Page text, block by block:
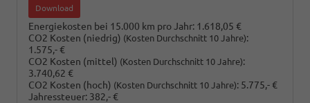
Download
Energiekosten bei 15.000 km pro Jahr: 1.618,05 €
CO2 Kosten (niedrig) (Kosten Durchschnitt 10 Jahre):
1.575,- €
CO2 Kosten (mittel) (Kosten Durchschnitt 10 Jahre):
3.740,62 €
CO2 Kosten (hoch) (Kosten Durchschnitt 10 Jahre): 5.775,- €
Jahressteuer: 382,- €